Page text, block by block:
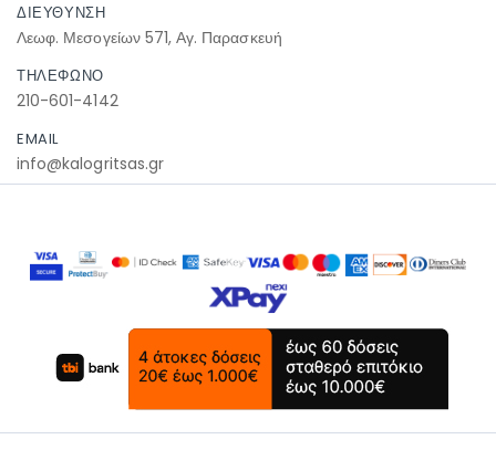
ΔΙΕΥΘΥΝΣΗ
Λεωφ. Μεσογείων 571, Αγ. Παρασκευή
ΤΗΛΕΦΩΝΟ
210-601-4142
EMAIL
info@kalogritsas.gr